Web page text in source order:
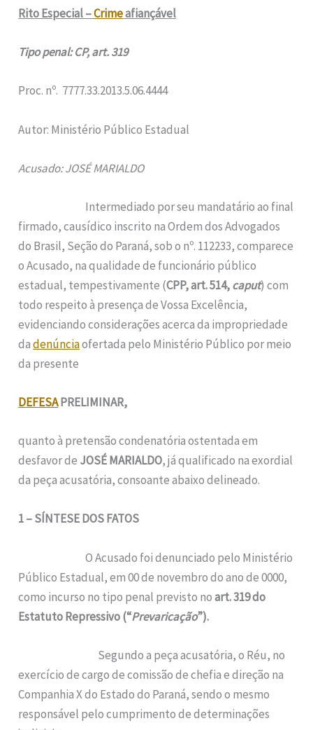
Rito Especial –Crimeafiançável
Tipo penal: CP, art. 319
Proc. nº. 7777.33.2013.5.06.4444
Autor: Ministério Público Estadual
Acusado: JOSÉ MARIALDO
Intermediado por seu mandatário ao final
firmado, causídico inscrito na Ordem dos Advogados
do Brasil, Seção do Paraná, sob o nº. 112233, comparece
o Acusado, na qualidade de funcionário público
estadual, tempestivamente (CPP, art. 514,caput) com
todo respeito à presença de Vossa Excelência,
evidenciando considerações acerca da impropriedade
dadenúnciaofertada pelo Ministério Público por meio
da presente
DEFESAPRELIMINAR,
quanto à pretensão condenatória ostentada em
desfavor de JOSÉ MARIALDO, já qualificado na exordial
da peça acusatória, consoante abaixo delineado.
1 – SÍNTESE DOS FATOS
O Acusado foi denunciado pelo Ministério
Público Estadual, em 00 de novembro do ano de 0000,
como incurso no tipo penal previsto noart. 319 do
Estatuto Repressivo (“Prevaricação”).
Segundo a peça acusatória, o Réu, no
exercício de cargo de comissão de chefia e direção na
Companhia X do Estado do Paraná, sendo o mesmo
responsável pelo cumprimento de determinações